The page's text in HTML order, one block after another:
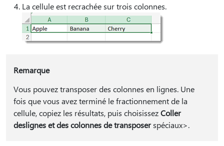
La cellule est recrachée sur trois colonnes.
Remarque
Vous pouvez transposer des colonnes en lignes. Une
fois que vous avez terminé le fractionnement de la
cellule, copiez les résultats, puis choisissezColler
deslignes et des colonnes de transposerspéciaux>.